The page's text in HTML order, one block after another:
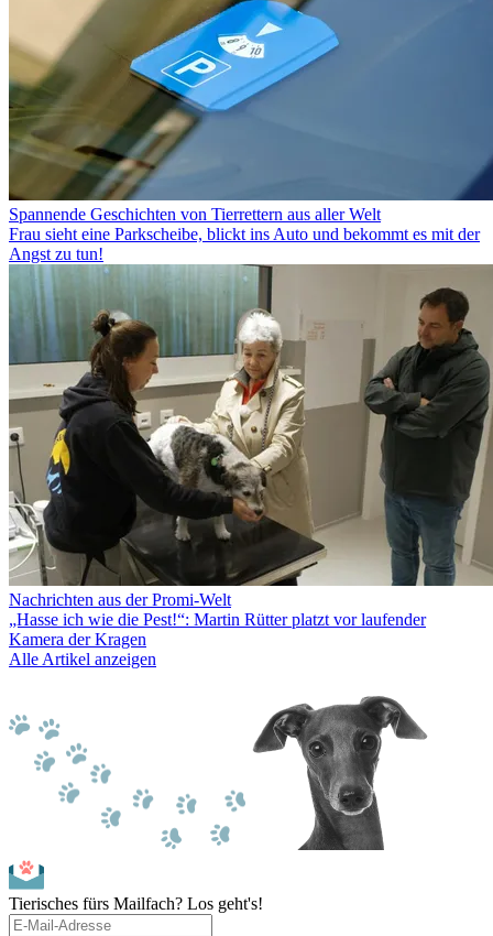
Spannende Geschichten von Tierrettern aus aller Welt
Frau sieht eine Parkscheibe, blickt ins Auto und bekommt es mit der
Angst zu tun!
Nachrichten aus der Promi-Welt
„Hasse ich wie die Pest!“: Martin Rütter platzt vor laufender
Kamera der Kragen
Alle Artikel anzeigen
Tierisches fürs Mailfach? Los geht's!